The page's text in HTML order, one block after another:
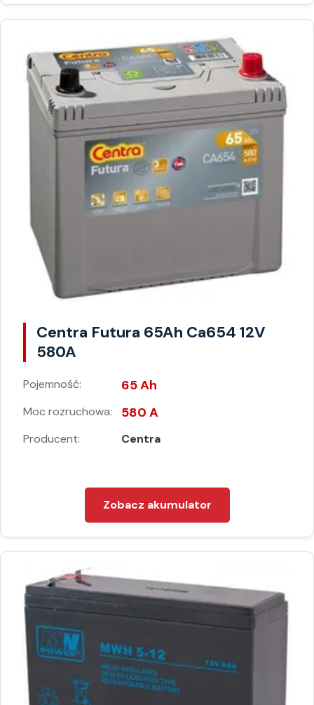
Centra Futura 65Ah Ca654 12V
580A
Pojemność: 65 Ah
Moc rozruchowa: 580 A
Producent: Centra
Zobacz akumulator